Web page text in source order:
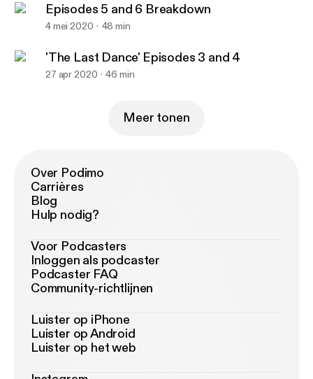
Episodes 5 and 6 Breakdown
4 mei 2020 48 min
'The Last Dance' Episodes 3 and 4
27 apr 2020 46 min
Meer tonen
Over Podimo
Carrières
Blog
Hulp nodig?
Voor Podcasters
Inloggen als podcaster
Podcaster FAQ
Community-richtlijnen
Luister op iPhone
Luister op Android
Luister op het web